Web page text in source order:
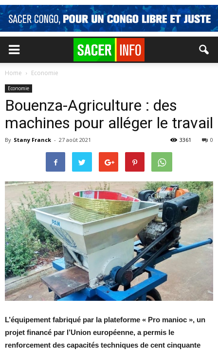
Home Economie
Economie
Bouenza-Agriculture : des
machines pour alléger le travail
By Stany Franck - 27 août 2021 0
3361
L’équipement fabriqué par la plateforme « Pro manioc », un
projet financé par l’Union européenne, a permis le
renforcement des capacités techniques de cent cinquante